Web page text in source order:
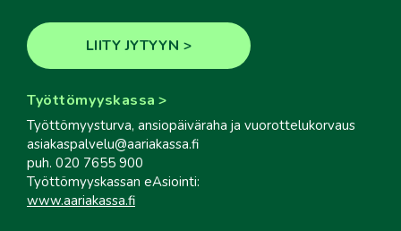
LIITY JYTYYN
Työttömyyskassa
Työttömyysturva, ansiopäiväraha ja vuorottelukorvaus
asiakaspalvelu@aariakassa.fi
puh. 020 7655 900
Työttömyyskassan eAsiointi:
www.aariakassa.fi